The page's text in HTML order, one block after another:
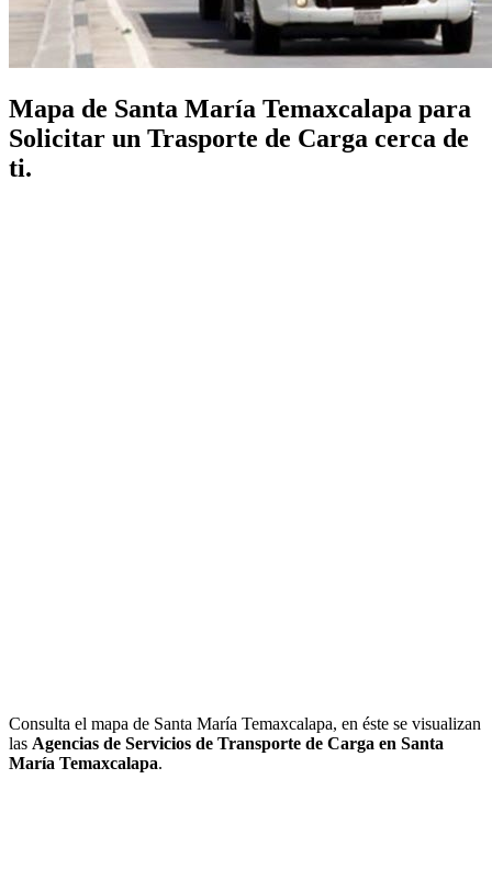
Mapa de Santa María Temaxcalapa para
Solicitar un Trasporte de Carga cerca de
ti.
Consulta el mapa de Santa María Temaxcalapa, en éste se visualizan
las Agencias de Servicios de Transporte de Carga en Santa
María Temaxcalapa.